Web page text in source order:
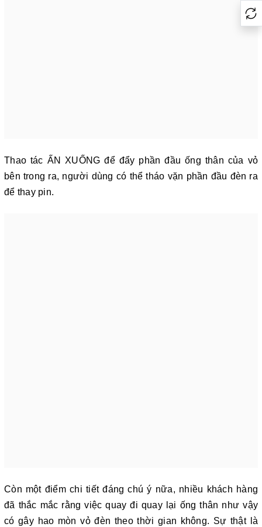
Thao tác ẤN XUỐNG để đẩy phần đầu ống thân của vỏ
bên trong ra, người dùng có thể tháo vặn phần đầu đèn ra
để thay pin.
Còn một điểm chi tiết đáng chú ý nữa, nhiều khách hàng
đã thắc mắc rằng việc quay đi quay lại ống thân như vậy
có gây hao mòn vỏ đèn theo thời gian không. Sự thật là